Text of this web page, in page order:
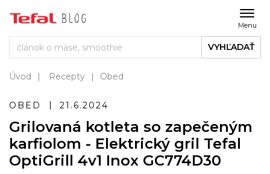
Menu
VYHĽADAŤ
Úvod Recepty Obed
OBED 21.6.2024
Grilovaná kotleta so zapečeným
karfiolom - Elektrický gril Tefal
OptiGrill 4v1 Inox GC774D30